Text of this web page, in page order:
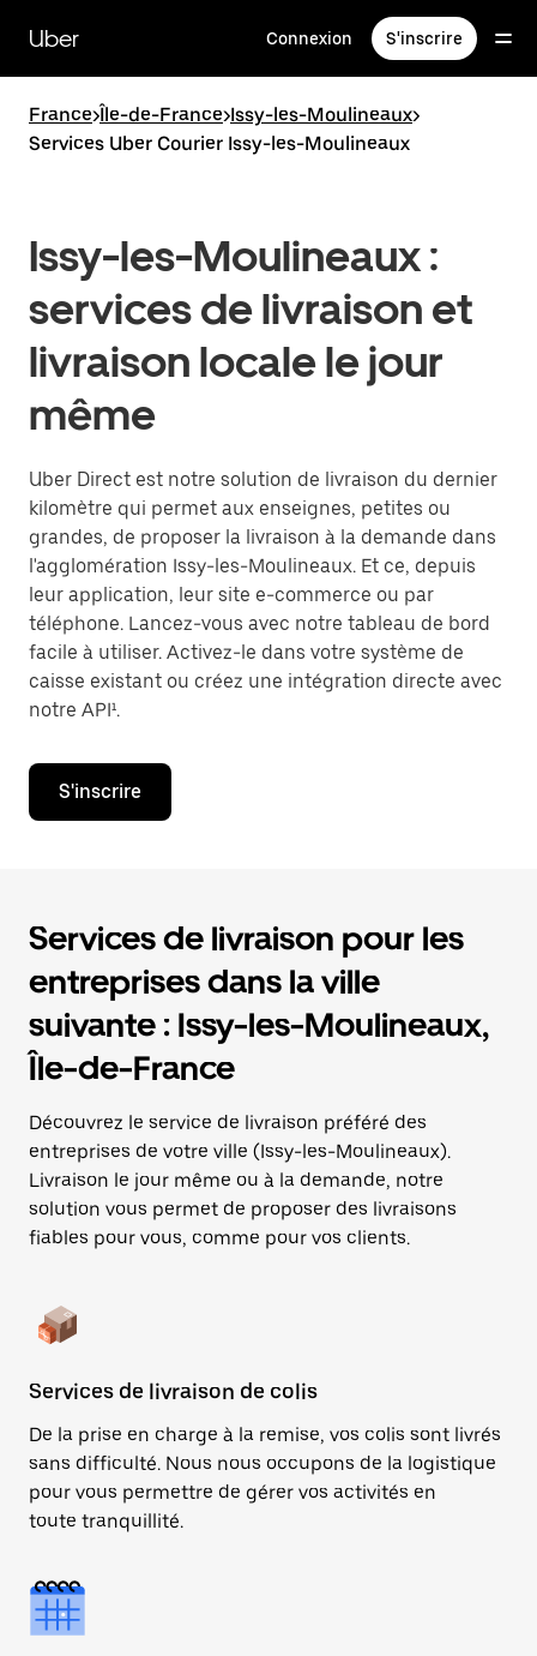
contenu
principal
Uber Connexion S'inscrire
France>Île-de-France>Issy-les-Moulineaux>
Services Uber Courier Issy-les-Moulineaux
Issy-les-Moulineaux :
services de livraison et
livraison locale le jour
même
Uber Direct est notre solution de livraison du dernier
kilomètre qui permet aux enseignes, petites ou
grandes, de proposer la livraison à la demande dans
l'agglomération Issy-les-Moulineaux. Et ce, depuis
leur application, leur site e-commerce ou par
téléphone. Lancez-vous avec notre tableau de bord
facile à utiliser. Activez-le dans votre système de
caisse existant ou créez une intégration directe avec
notre API¹.
S'inscrire
Services de livraison pour les
entreprises dans la ville
suivante : Issy-les-Moulineaux,
Île-de-France
Découvrez le service de livraison préféré des
entreprises de votre ville (Issy-les-Moulineaux).
Livraison le jour même ou à la demande, notre
solution vous permet de proposer des livraisons
fiables pour vous, comme pour vos clients.
Services de livraison de colis
De la prise en charge à la remise, vos colis sont livrés
sans difficulté. Nous nous occupons de la logistique
pour vous permettre de gérer vos activités en
toute tranquillité.